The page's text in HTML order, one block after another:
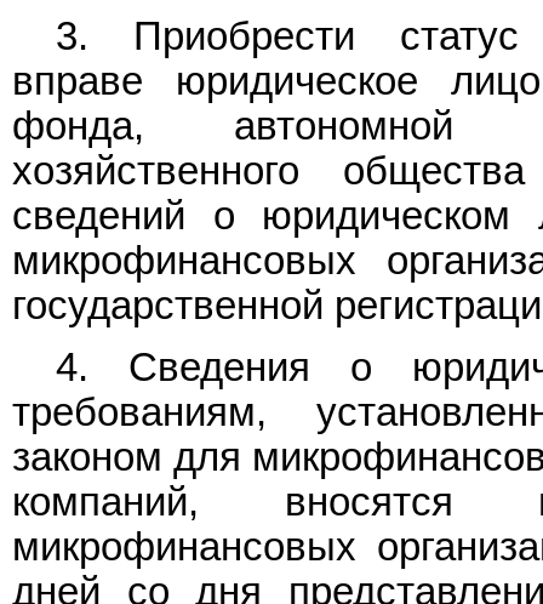
3. Приобрести статус
вправе юридическое
фонда, автономной
хозяйственного
сведений о юридическом
микрофинансовых
государственной
4. Сведения о
требованиям,
законом для
компаний, вносятся
микрофинансовых
дней со дня